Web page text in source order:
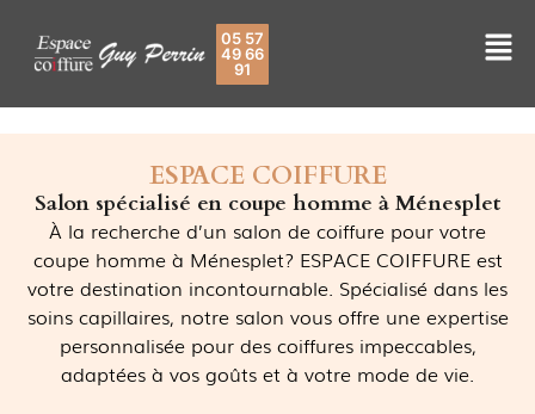
05 57
49 66
91
ESPACE COIFFURE
Salon spécialisé en coupe homme à Ménesplet
À la recherche d’un salon de coiffure pour votre
coupe homme à Ménesplet? ESPACE COIFFURE est
votre destination incontournable. Spécialisé dans les
soins capillaires, notre salon vous offre une expertise
personnalisée pour des coiffures impeccables,
adaptées à vos goûts et à votre mode de vie.